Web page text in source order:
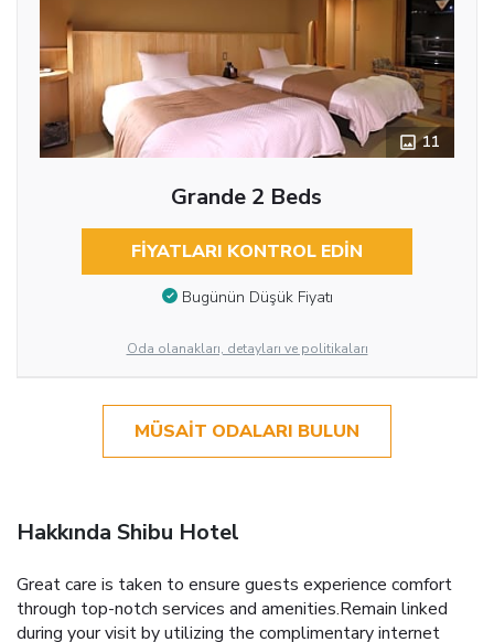
11
Grande 2 Beds
FIYATLARI KONTROL EDIN
Bugünün Düşük Fiyatı
Oda olanakları, detayları ve politikaları
MÜSAIT ODALARI BULUN
Hakkında Shibu Hotel
Great care is taken to ensure guests experience comfort
through top-notch services and amenities.Remain linked
during your visit by utilizing the complimentary internet